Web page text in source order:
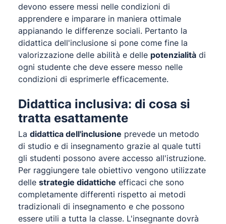
devono essere messi nelle condizioni di
apprendere e imparare in maniera ottimale
appianando le differenze sociali. Pertanto la
didattica dell'inclusione si pone come fine la
valorizzazione delle abilità e delle potenzialità di
ogni studente che deve essere messo nelle
condizioni di esprimerle efficacemente.
Didattica inclusiva: di cosa si
tratta esattamente
La didattica dell'inclusione prevede un metodo
di studio e di insegnamento grazie al quale tutti
gli studenti possono avere accesso all'istruzione.
Per raggiungere tale obiettivo vengono utilizzate
delle strategie didattiche efficaci che sono
completamente differenti rispetto ai metodi
tradizionali di insegnamento e che possono
essere utili a tutta la classe. L'insegnante dovrà